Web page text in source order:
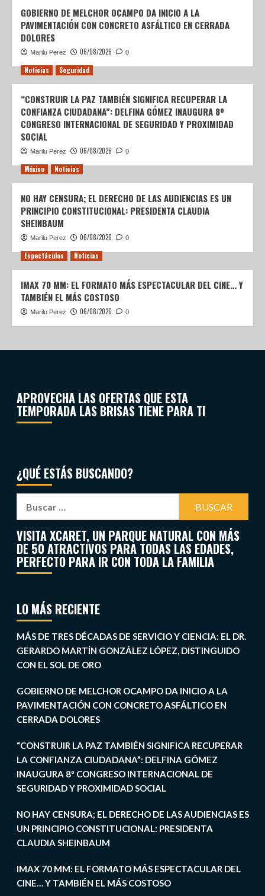
GOBIERNO DE MELCHOR OCAMPO DA INICIO A LA
PAVIMENTACIÓN CON CONCRETO ASFÁLTICO EN CERRADA
DOLORES
Marilu Perez 06/08/2026 0
Noticias Seguridad
“CONSTRUIR LA PAZ TAMBIÉN SIGNIFICA RECUPERAR LA
CONFIANZA CIUDADANA”: DELFINA GÓMEZ INAUGURA 8º
CONGRESO INTERNACIONAL DE SEGURIDAD Y PROXIMIDAD
SOCIAL
Marilu Perez 06/08/2026 0
México Noticias
NO HAY CENSURA; EL DERECHO DE LAS AUDIENCIAS ES UN
PRINCIPIO CONSTITUCIONAL: PRESIDENTA CLAUDIA
SHEINBAUM
Marilu Perez 06/08/2026 0
Espectáculos Noticias
IMAX 70 MM: EL FORMATO MÁS ESPECTACULAR DEL CINE… Y
TAMBIÉN EL MÁS COSTOSO
Marilu Perez 06/08/2026 0
APROVECHA LAS OFERTAS QUE ESTA
TEMPORADA LAS BRISAS TIENE PARA TI
¿QUÉ ESTÁS BUSCANDO?
VISITA XCARET, UN PARQUE NATURAL CON MÁS
DE 50 ATRACTIVOS PARA TODAS LAS EDADES,
PERFECTO PARA IR CON TODA LA FAMILIA
LO MÁS RECIENTE
MÁS DE TRES DÉCADAS DE SERVICIO Y CIENCIA: EL DR.
GERARDO MARTÍN GONZÁLEZ LÓPEZ, DISTINGUIDO
CON EL SOL DE ORO
GOBIERNO DE MELCHOR OCAMPO DA INICIO A LA
PAVIMENTACIÓN CON CONCRETO ASFÁLTICO EN
CERRADA DOLORES
“CONSTRUIR LA PAZ TAMBIÉN SIGNIFICA RECUPERAR
LA CONFIANZA CIUDADANA”: DELFINA GÓMEZ
INAUGURA 8º CONGRESO INTERNACIONAL DE
SEGURIDAD Y PROXIMIDAD SOCIAL
NO HAY CENSURA; EL DERECHO DE LAS AUDIENCIAS ES
UN PRINCIPIO CONSTITUCIONAL: PRESIDENTA
CLAUDIA SHEINBAUM
IMAX 70 MM: EL FORMATO MÁS ESPECTACULAR DEL
CINE… Y TAMBIÉN EL MÁS COSTOSO